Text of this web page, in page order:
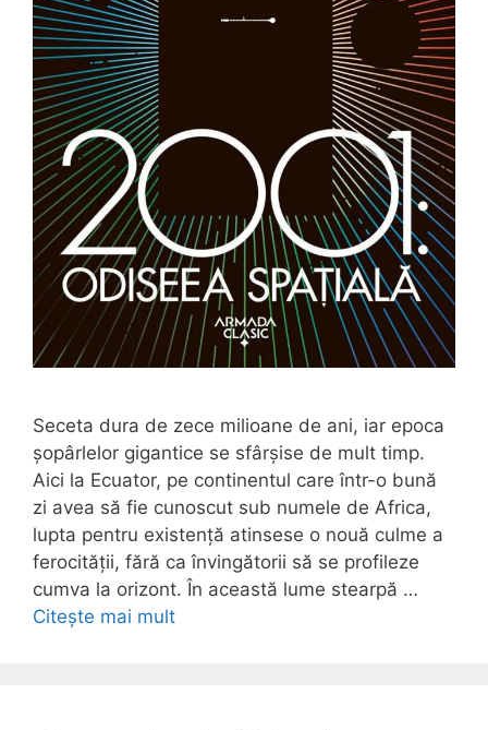
Seceta dura de zece milioane de ani, iar epoca
șopârlelor gigantice se sfârșise de mult timp.
Aici la Ecuator, pe continentul care într-o bună
zi avea să fie cunoscut sub numele de Africa,
lupta pentru existență atinsese o nouă culme a
ferocității, fără ca învingătorii să se profileze
cumva la orizont. În această lume stearpă …
Citește mai mult